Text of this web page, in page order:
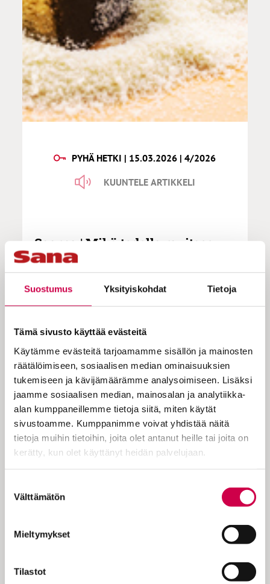
Suostumus Yksityiskohdat Tietoja
Tämä sivusto käyttää evästeitä
Käytämme evästeitä tarjoamamme sisällön ja mainosten
räätälöimiseen, sosiaalisen median ominaisuuksien
tukemiseen ja kävijämäärämme analysoimiseen. Lisäksi
jaamme sosiaalisen median, mainosalan ja analytiikka-
alan kumppaneillemme tietoja siitä, miten käytät
sivustoamme. Kumppanimme voivat yhdistää näitä
tietoja muihin tietoihin, joita olet antanut heille tai joita on
kerätty, kun olet käyttänyt heidän palvelujaan.
valinta
Välttämätön
Mieltymykset
Tilastot
PYHÄ HETKI | 15.03.2026 | 4/2026
KUUNTELE ARTIKKELI
Saarna | Mikä todella ravitsee
ihmisen?
”Ihmisen syvin nälkä ja jano ei ole
sitä, mikä murisuttaa vatsanpohjaa”,
Kalle Virta kirjoittaa saarnassaan.
Vietämme pääsiäisjakson 4. paastonajan
sunnuntaita. Joh. 6:24–35: Evankeliumista
Johanneksen mukaan, luvusta 6 Ihmiset
nousivat veneisiin ja lähtivät
Kapernaumiin etsimään Jeesusta. He
löysivät Jeesuksen järven toiselta puolelta
tullut tänne?” Jeesus vastasi: ”Totisesti,